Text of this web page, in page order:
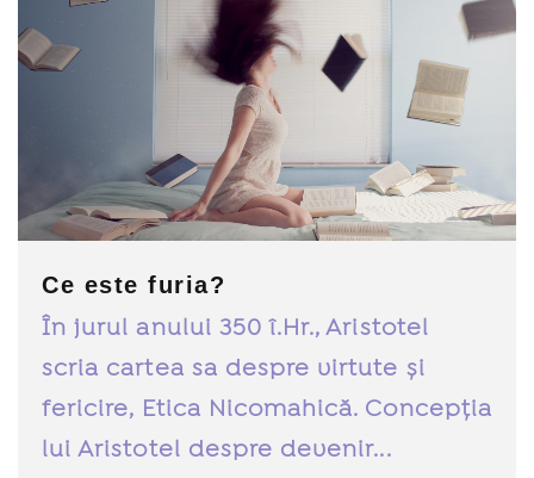
Ce este furia?
În jurul anului 350 î.Hr., Aristotel
scria cartea sa despre virtute și
fericire, Etica Nicomahică. Concepția
lui Aristotel despre devenir...